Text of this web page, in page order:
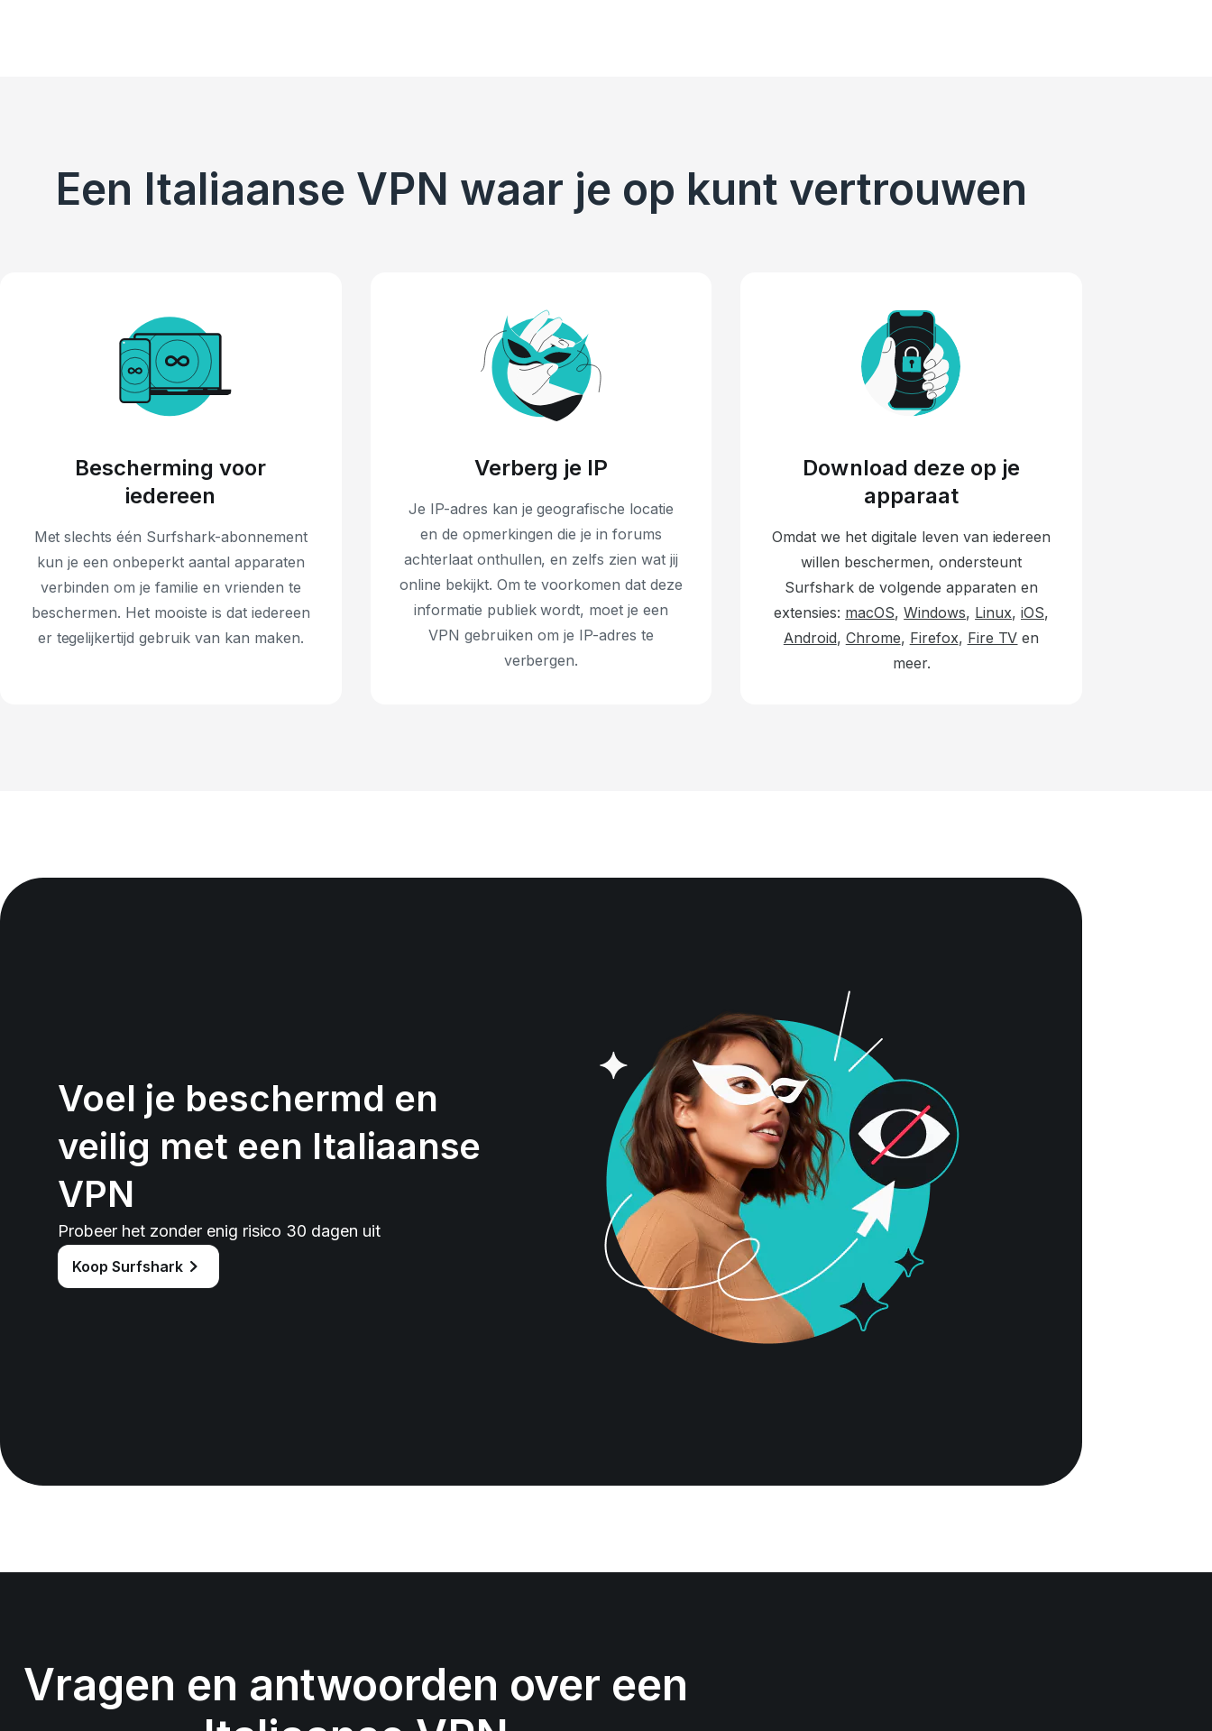
Een Italiaanse VPN waar je op kunt vertrouwen
Bescherming voor
iedereen
Met slechts één Surfshark-abonnement
kun je een onbeperkt aantal apparaten
verbinden om je familie en vrienden te
beschermen. Het mooiste is dat iedereen
er tegelijkertijd gebruik van kan maken.
Verberg je IP
Je IP-adres kan je geografische locatie
en de opmerkingen die je in forums
achterlaat onthullen, en zelfs zien wat jij
online bekijkt. Om te voorkomen dat deze
informatie publiek wordt, moet je een
VPN gebruiken om je IP-adres te
verbergen.
Download deze op je
apparaat
Omdat we het digitale leven van iedereen
willen beschermen, ondersteunt
Surfshark de volgende apparaten en
extensies: macOS,Windows, Linux, iOS,
Android, Chrome, Firefox, Fire TV en
meer.
Voel je beschermd en
veilig met een Italiaanse
VPN
Probeer het zonder enig risico 30 dagen uit
Koop Surfshark
Vragen en antwoorden over een